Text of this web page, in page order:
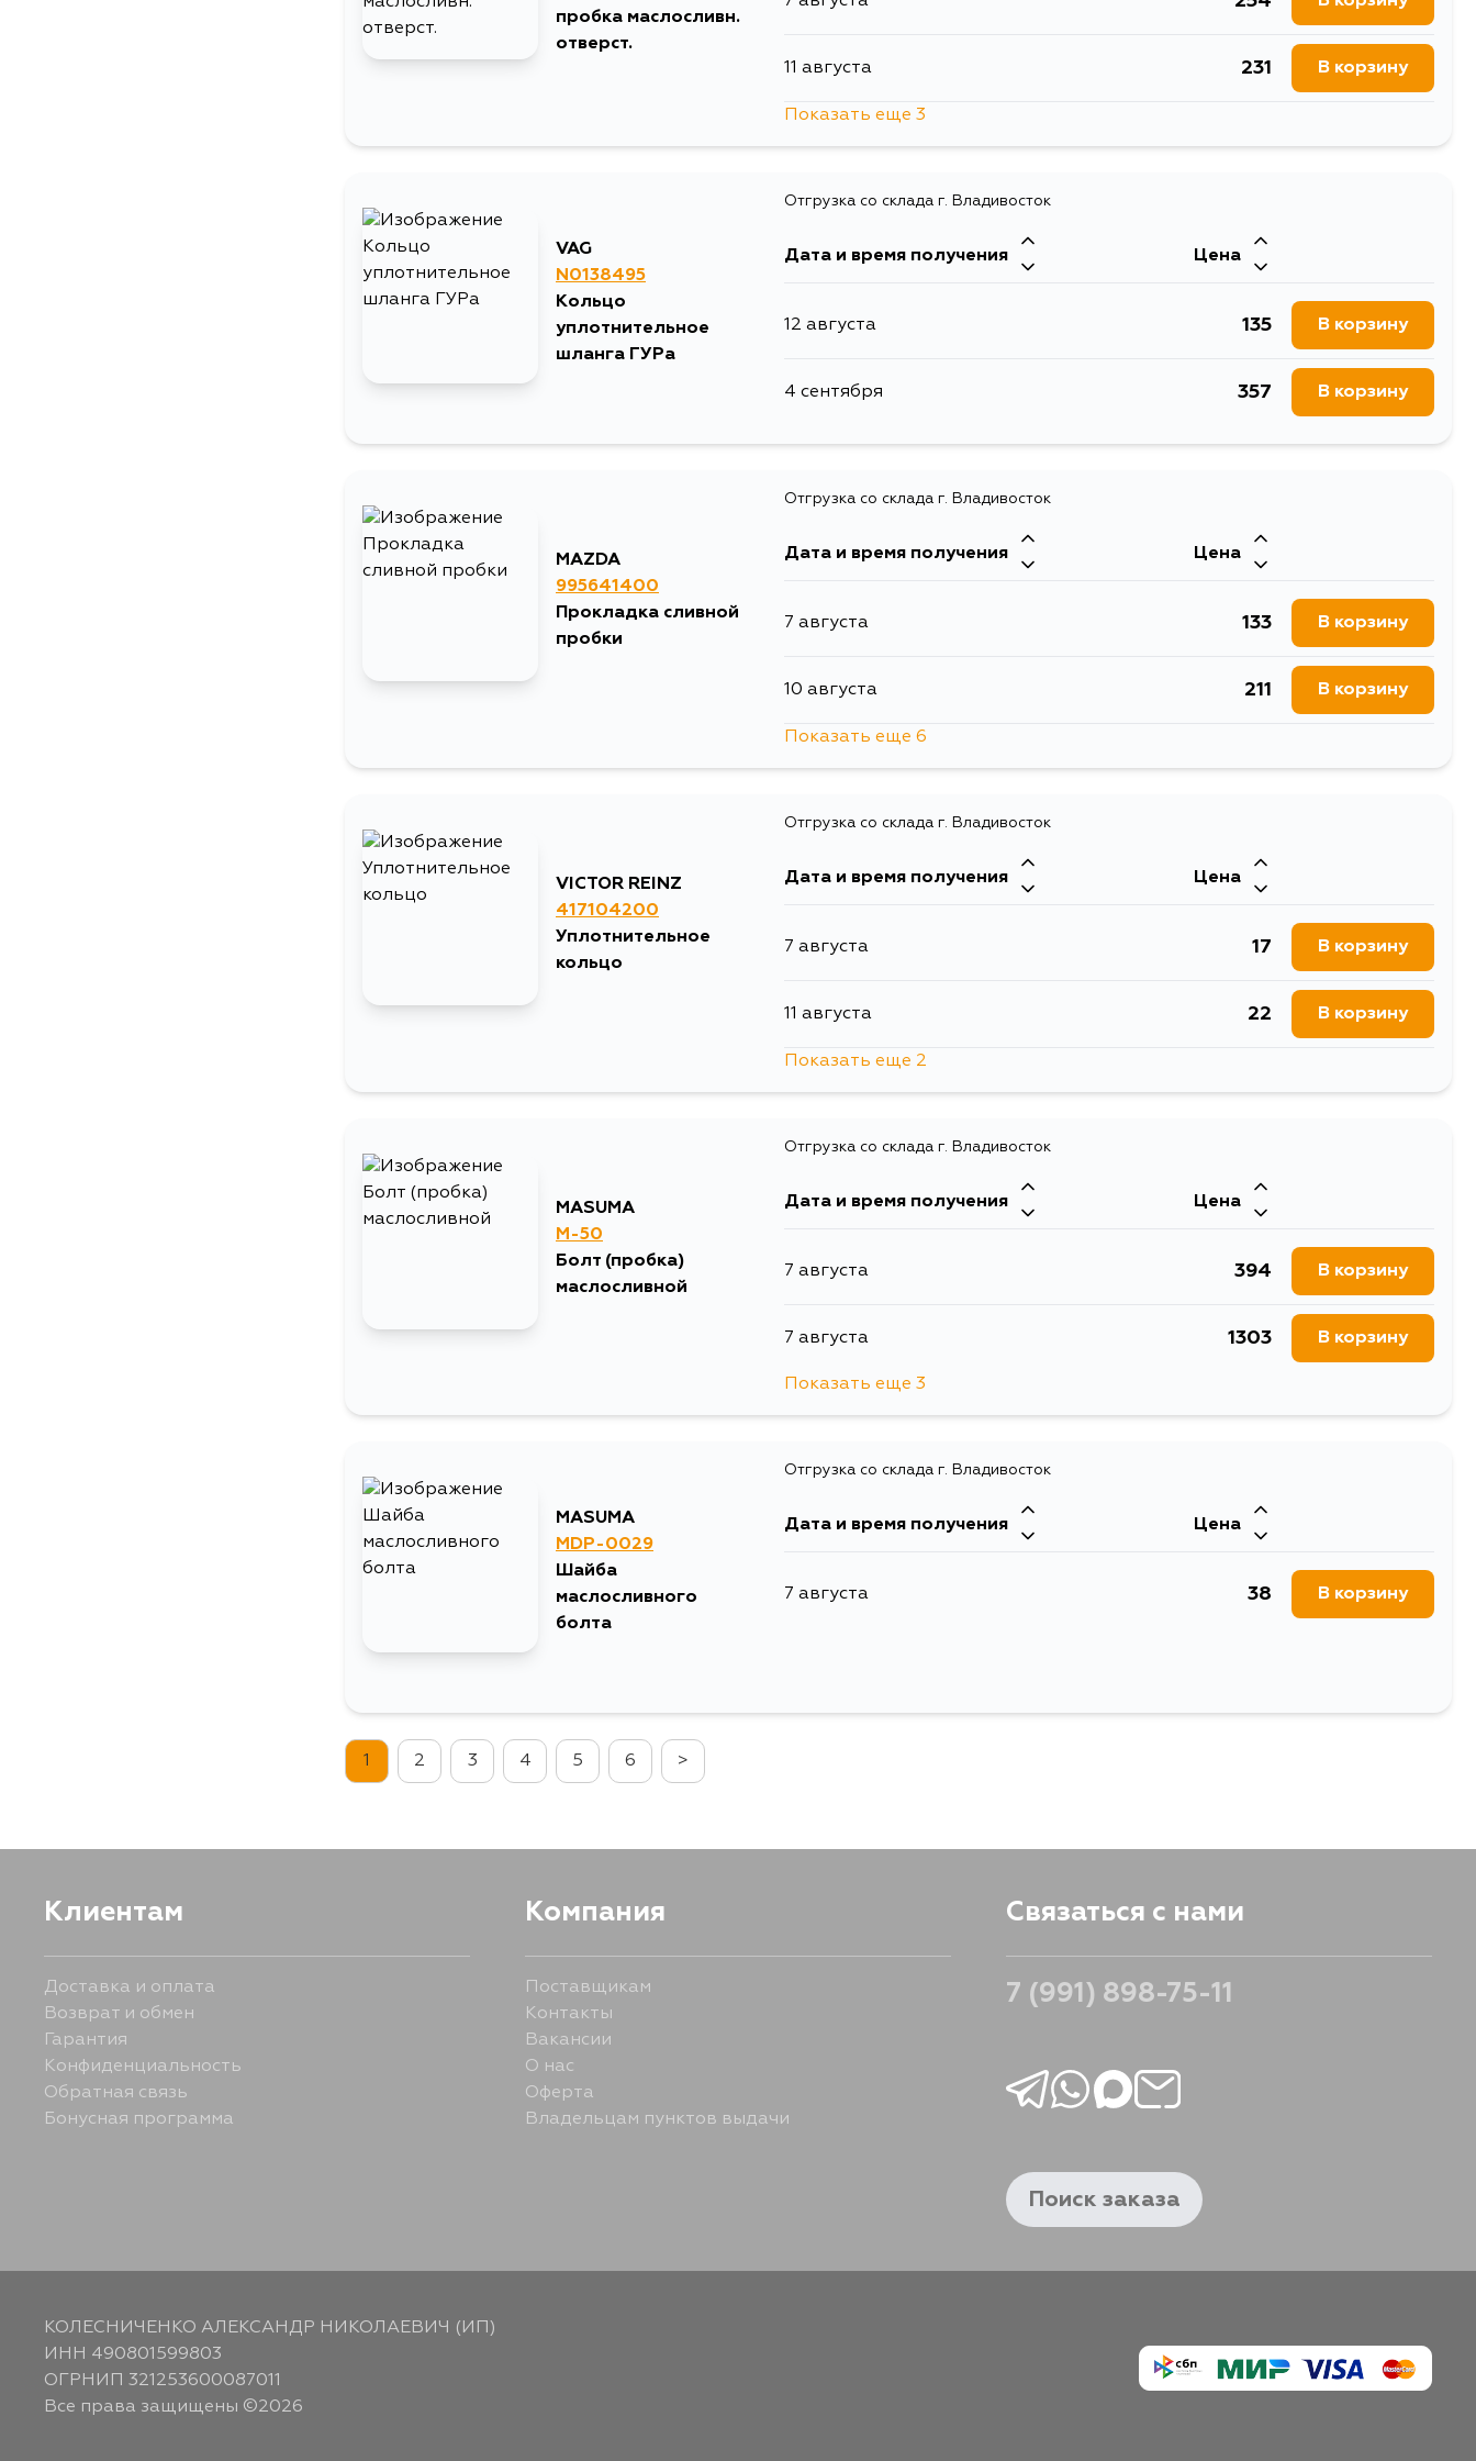
пробка маслосливн.
отверст.
11 августа 231 В корзину
31 августа
2 сентября 100
Показать еще 3
VAG
N0138495
Кольцо
уплотнительное
шланга ГУРа
Отгрузка со склада г. Владивосток
Дата и время получения Цена
12 августа 135 В корзину
4 сентября 357 В корзину
MAZDA
995641400
Прокладка сливной
пробки
Отгрузка со склада г. Владивосток
Дата и время получения Цена
7 августа 133 В корзину
10 августа 211 В корзину
12 августа
12 августа 71
29 августа 211 В корзину
31 августа 211 В корзину
4 сентября 222 В корзину
Показать еще 6
VICTOR REINZ
417104200
Уплотнительное
кольцо
Отгрузка со склада г. Владивосток
Дата и время получения Цена
7 августа 17 В корзину
11 августа 22 В корзину
4 сентября
Показать еще 2
MASUMA
M-50
Болт (пробка)
маслосливной
Отгрузка со склада г. Владивосток
Дата и время получения Цена
7 августа 394 В корзину
7 августа 1303 В корзину
11 августа
29 августа 513
Показать еще 3
MASUMA
MDP-0029
Шайба
маслосливного
болта
Отгрузка со склада г. Владивосток
Дата и время получения Цена
7 августа 38 В корзину
1 2 3 4 5 6 >
Клиентам
Доставка и оплата
Возврат и обмен
Гарантия
Конфиденциальность
Обратная связь
Бонусная программа
Компания
Поставщикам
Контакты
Вакансии
О нас
Оферта
Владельцам пунктов выдачи
Связаться с нами
7 (991) 898-75-11
Поиск заказа
КОЛЕСНИЧЕНКО АЛЕКСАНДР НИКОЛАЕВИЧ (ИП)
ИНН 490801599803
ОГРНИП 321253600087011
Все права защищены ©2026